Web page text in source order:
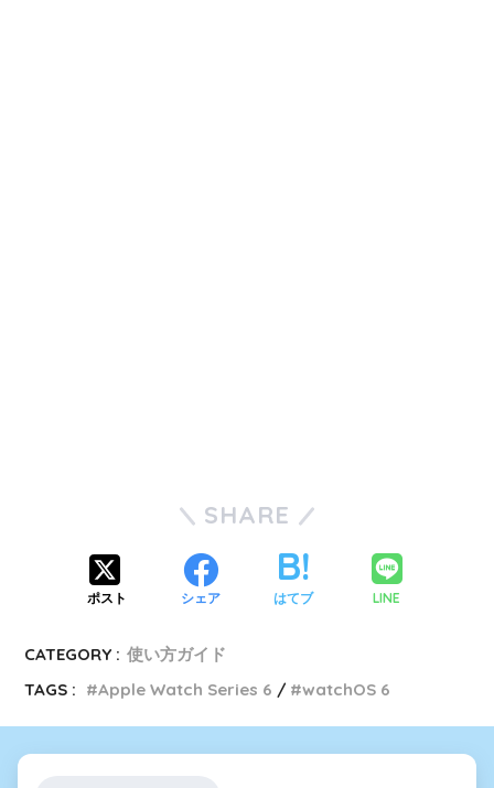
SHARE
ポスト シェア はてブ LINE
CATEGORY : 使い方ガイド
TAGS :
Apple Watch Series 6 watchOS 6